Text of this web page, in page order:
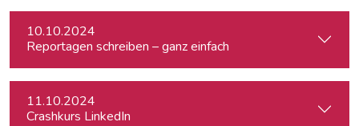
10.10.2024
Reportagen schreiben – ganz einfach
11.10.2024
Crashkurs LinkedIn